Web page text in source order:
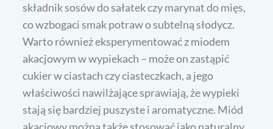
składnik sosów do sałatek czy marynat do mięs,
co wzbogaci smak potraw o subtelną słodycz.
Warto również eksperymentować z miodem
akacjowym w wypiekach – może on zastąpić
cukier w ciastach czy ciasteczkach, a jego
właściwości nawilżające sprawiają, że wypieki
stają się bardziej puszyste i aromatyczne. Miód